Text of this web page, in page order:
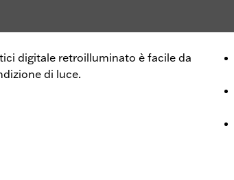
digitale retroilluminato è facile da
di luce.